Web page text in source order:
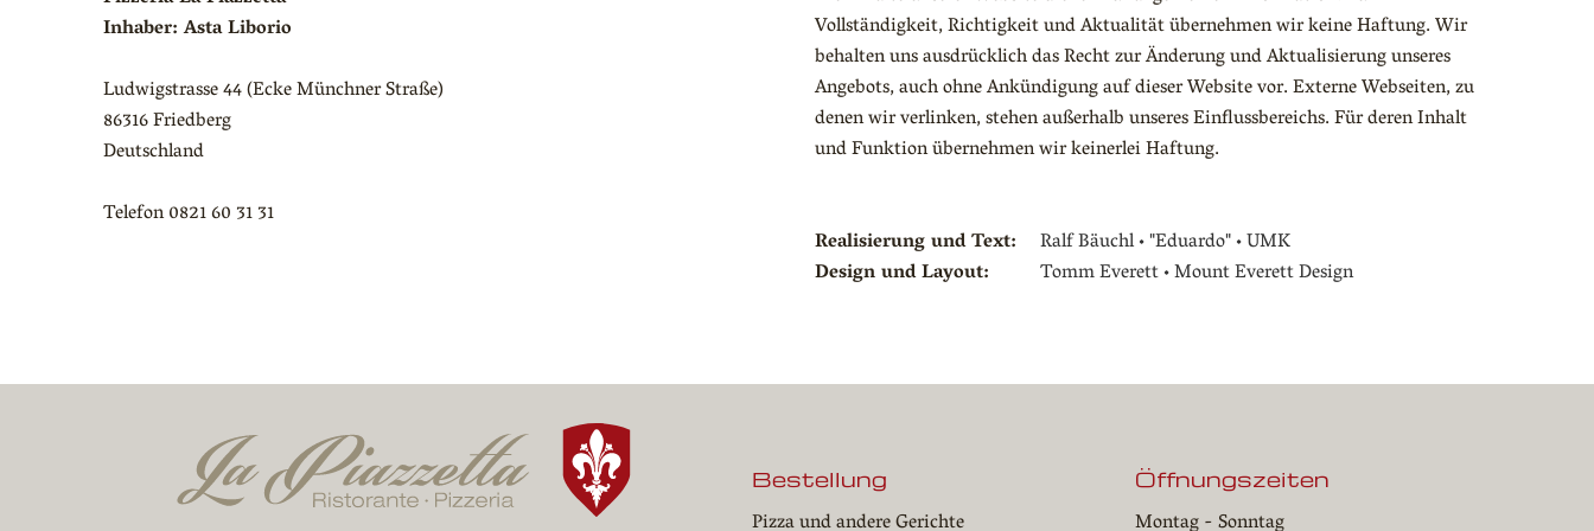
Inhaber: Asta Liborio
Ludwigstrasse 44 (Ecke Münchner Straße)
86316 Friedberg
Deutschland
Telefon 0821 60 31 31
Vollständigkeit, Richtigkeit und Aktualität übernehmen wir keine Haftung. Wir
behalten uns ausdrücklich das Recht zur Änderung und Aktualisierung unseres
Angebots, auch ohne Ankündigung auf dieser Website vor. Externe Webseiten, zu
denen wir verlinken, stehen außerhalb unseres Einflussbereichs. Für deren Inhalt
und Funktion übernehmen wir keinerlei Haftung.
Realisierung und Text:
Ralf Bäuchl • "Eduardo" • UMK
Design und Layout:
Tomm Everett • Mount Everett Design
Bestellung
Pizza und andere Gerichte
Öffnungszeiten
Montag - Sonntag